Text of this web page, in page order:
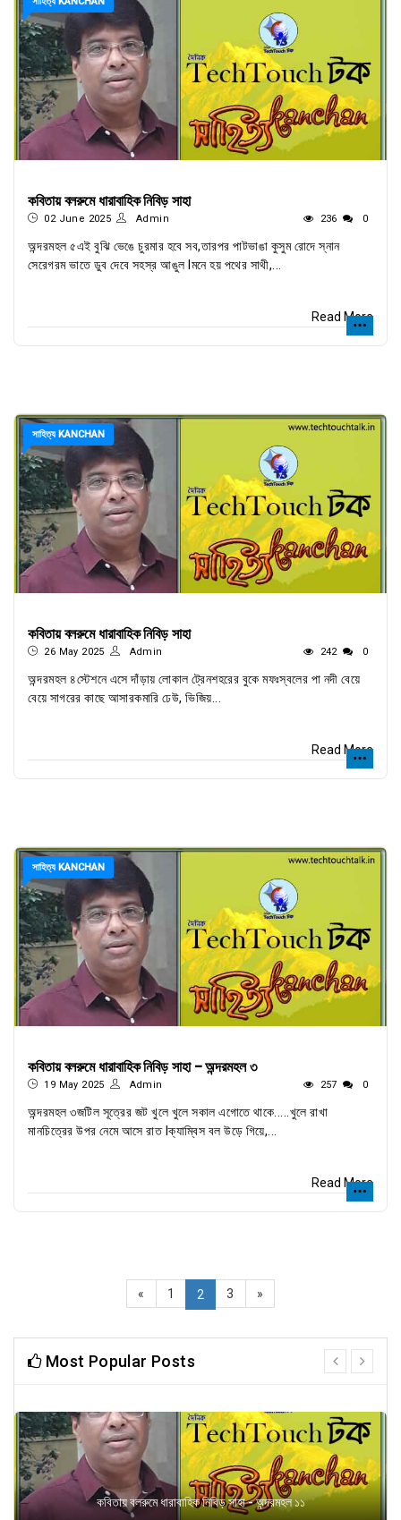
কবিতায় বলরুমে ধারাবাহিক নিবিড় সাহা
02 June 2025 Admin 236 0
অন্দরমহল ৫এই বুঝি ভেঙে চুরমার হবে সব,তারপর পাটভাঙা কুসুম রোদে স্নান
সেরেগরম ভাতে ডুব দেবে সহস্র আঙুল lমনে হয় পথের সাথী,...
Read More
সাহিত্য KANCHAN
কবিতায় বলরুমে ধারাবাহিক নিবিড় সাহা
26 May 2025 Admin 242 0
অন্দরমহল ৪স্টেশনে এসে দাঁড়ায় লোকাল ট্রেনশহরের বুকে মফঃস্বলের পা নদী বেয়ে
বেয়ে সাগরের কাছে আসারকমারি ঢেউ, ভিজিয়...
Read More
সাহিত্য KANCHAN
কবিতায় বলরুমে ধারাবাহিক নিবিড় সাহা - অন্দরমহল ৩
19 May 2025 Admin 257 0
অন্দরমহল ৩জটিল সূত্রের জট খুলে খুলে সকাল এগোতে থাকে.....খুলে রাখা
মানচিত্রের উপর নেমে আসে রাত lক্যাম্বিস বল উড়ে গিয়ে,...
Read More
« 1 2 3 »
Most Popular Posts
কবিতায় বলরুমে ধারাবাহিক নিবিড় সাহা - অন্দরমহল ১১
prev